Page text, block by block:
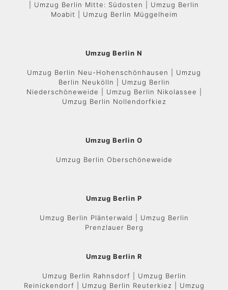
| Umzug Berlin Mitte: Südosten | Umzug Berlin
Moabit | Umzug Berlin Müggelheim
Umzug Berlin N
Umzug Berlin Neu-Hohenschönhausen | Umzug
Berlin Neukölln | Umzug Berlin
Niederschöneweide | Umzug Berlin Nikolassee |
Umzug Berlin Nollendorfkiez
Umzug Berlin O
Umzug Berlin Oberschöneweide
Umzug Berlin P
Umzug Berlin Plänterwald | Umzug Berlin
Prenzlauer Berg
Umzug Berlin R
Umzug Berlin Rahnsdorf | Umzug Berlin
Reinickendorf | Umzug Berlin Reuterkiez | Umzug